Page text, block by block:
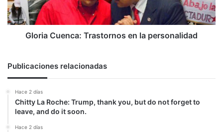
Gloria Cuenca: Trastornos en la personalidad
Publicaciones relacionadas
Hace 2 días
Chitty La Roche: Trump, thank you, but do not forget to
leave, and do it soon.
Hace 2 días